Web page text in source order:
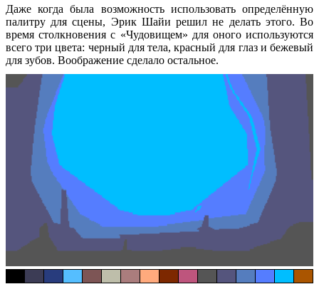
Даже когда была возможность использовать определённую
палитру для сцены, Эрик Шайи решил не делать этого. Во
время столкновения с «Чудовищем» для оного используются
всего три цвета: черный для тела, красный для глаз и бежевый
для зубов. Воображение сделало остальное.